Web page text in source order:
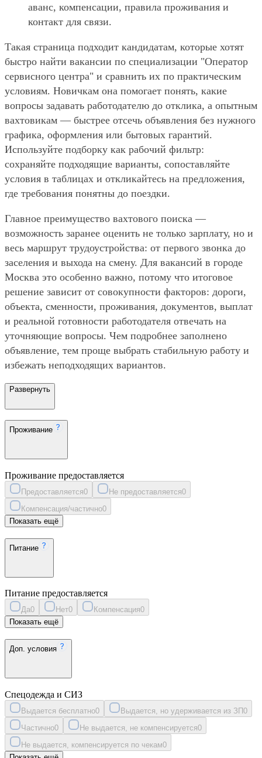
аванс, компенсации, правила проживания и
контакт для связи.
Такая страница подходит кандидатам, которые хотят
быстро найти вакансии по специализации "Оператор
сервисного центра" и сравнить их по практическим
условиям. Новичкам она помогает понять, какие
вопросы задавать работодателю до отклика, а опытным
вахтовикам — быстрее отсечь объявления без нужного
графика, оформления или бытовых гарантий.
Используйте подборку как рабочий фильтр:
сохраняйте подходящие варианты, сопоставляйте
условия в таблицах и откликайтесь на предложения,
где требования понятны до поездки.
Главное преимущество вахтового поиска —
возможность заранее оценить не только зарплату, но и
весь маршрут трудоустройства: от первого звонка до
заселения и выхода на смену. Для вакансий в городе
Москва это особенно важно, потому что итоговое
решение зависит от совокупности факторов: дороги,
объекта, сменности, проживания, документов, выплат
и реальной готовности работодателя отвечать на
уточняющие вопросы. Чем подробнее заполнено
объявление, тем проще выбрать стабильную работу и
избежать неподходящих вариантов.
Развернуть
Проживание
Проживание предоставляется
Предоставляется0 Не предоставляется0
Компенсация/частично0
Показать ещё
Питание
Питание предоставляется
Да0 Нет0 Компенсация0
Показать ещё
Доп. условия
Спецодежда и СИЗ
Выдается бесплатно0 Выдается, но удерживается из ЗП0
Частично0 Не выдается, не компенсируется0
Не выдается, компенсируется по чекам0